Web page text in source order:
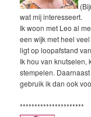
wat mij interesseert.
Ik woon met Leo al
een wijk met heel
ligt op loopafstand
Ik hou van knutselen,
stempelen.
gebruik ik dan ook
**********************